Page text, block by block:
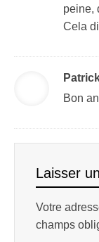
peine,
Cela
Bon
Laisser
Votre
champs